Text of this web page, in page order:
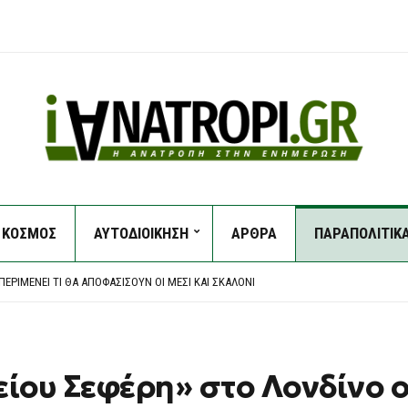
ΚΟΣΜΟΣ ΑΥΤΟΔΙΟΙΚΗΣΗ ΑΡΘΡΑ
ΤΩΝ ΥΠΟΚΛΟΠΏΝ, ΛΈΕΙ Η ΔΙΚΗΓΌΡΟΣ ΤΟΥ ΧΡ. ΣΠΊΡΤΖΗ
ΤΙ ΘΑ ΑΠΟΦΑΣΊΣΟΥΝ ΟΙ ΜΈΣΙ ΚΑΙ ΣΚΑΛΌΝΙ
ΕΡΜΑΚΙΆ – ΜΕΓΆΛΗ ΚΙΝΗΤΟΠΟΊΗΣΗ ΤΗΣ ΠΥΡΟΣΒΕΣΤΙΚΉΣ
ΤΩΝ ΥΠΟΚΛΟΠΏΝ, ΛΈΕΙ Η ΔΙΚΗΓΌΡΟΣ ΤΟΥ ΧΡ. ΣΠΊΡΤΖΗ
Σεφέρη» στο Λονδίνο